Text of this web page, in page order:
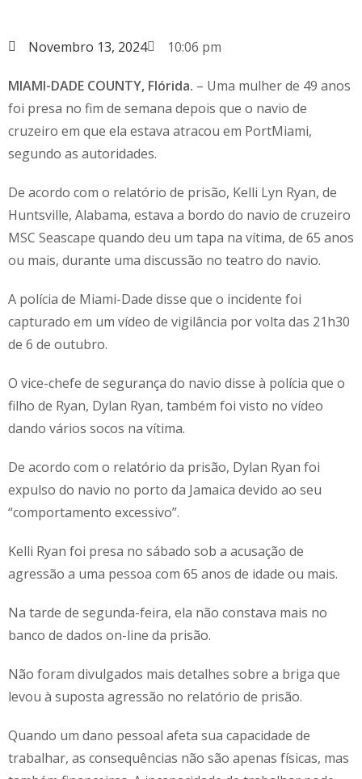
Novembro 13, 2024 10:06 pm
MIAMI-DADE COUNTY, Flórida. – Uma mulher de 49 anos
foi presa no fim de semana depois que o navio de
cruzeiro em que ela estava atracou em PortMiami,
segundo as autoridades.
De acordo com o relatório de prisão, Kelli Lyn Ryan, de
Huntsville, Alabama, estava a bordo do navio de cruzeiro
MSC Seascape quando deu um tapa na vítima, de 65 anos
ou mais, durante uma discussão no teatro do navio.
A polícia de Miami-Dade disse que o incidente foi
capturado em um vídeo de vigilância por volta das 21h30
de 6 de outubro.
O vice-chefe de segurança do navio disse à polícia que o
filho de Ryan, Dylan Ryan, também foi visto no vídeo
dando vários socos na vítima.
De acordo com o relatório da prisão, Dylan Ryan foi
expulso do navio no porto da Jamaica devido ao seu
“comportamento excessivo”.
Kelli Ryan foi presa no sábado sob a acusação de
agressão a uma pessoa com 65 anos de idade ou mais.
Na tarde de segunda-feira, ela não constava mais no
banco de dados on-line da prisão.
Não foram divulgados mais detalhes sobre a briga que
levou à suposta agressão no relatório de prisão.
Quando um dano pessoal afeta sua capacidade de
trabalhar, as consequências não são apenas físicas, mas